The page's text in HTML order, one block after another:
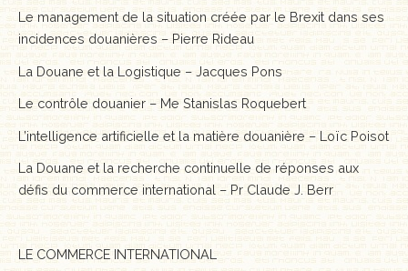
Le management de la situation créée par le Brexit dans ses
incidences douanières – Pierre Rideau
La Douane et la Logistique – Jacques Pons
Le contrôle douanier – Me Stanislas Roquebert
L’intelligence artificielle et la matière douanière – Loïc Poisot
La Douane et la recherche continuelle de réponses aux
défis du commerce international – Pr Claude J. Berr
LE COMMERCE INTERNATIONAL